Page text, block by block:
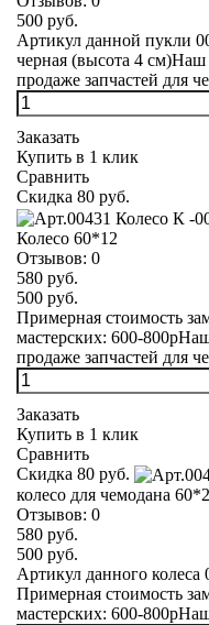
500 руб.
Артикул данной пукли
черная (высота 4 см)Наш
продаже запчастей для
Заказать
Купить в 1 клик
Сравнить
Скидка 80 руб.
Колесо 60*12
Отзывов: 0
580 руб.
500 руб.
Примерная стоимость
мастерских: 600-
продаже запчастей для
Заказать
Купить в 1 клик
Сравнить
Скидка 80 руб.
колесо для чемодана
Отзывов: 0
580 руб.
500 руб.
Артикул данного
Примерная стоимость
мастерских: 600-